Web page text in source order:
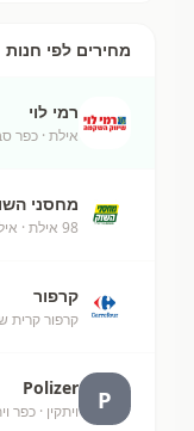
מחירים לפי חנות
רמי לוי
אילת · כפר
מחסני
98 אילת ·
קרפור
קרפור קרית
P
Polizer
ויתקין · כפר